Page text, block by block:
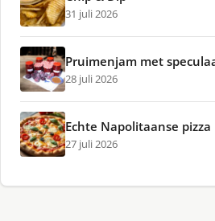
31 juli 2026
Pruimenjam met
28 juli 2026
Echte Napolitaanse pizza
27 juli 2026